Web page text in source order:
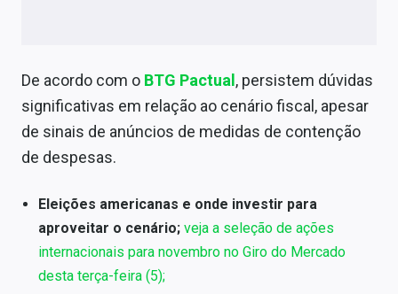
Conteúdo de Marca
Sobre
Expediente
Contato
De acordo com o BTG Pactual , persistem dúvidas
significativas em relação ao cenário fiscal, apesar
de sinais de anúncios de medidas de contenção
de despesas.
Eleições americanas e onde investir para
aproveitar o cenário; veja a seleção de ações
internacionais para novembro no Giro do Mercado
desta terça-feira (5);